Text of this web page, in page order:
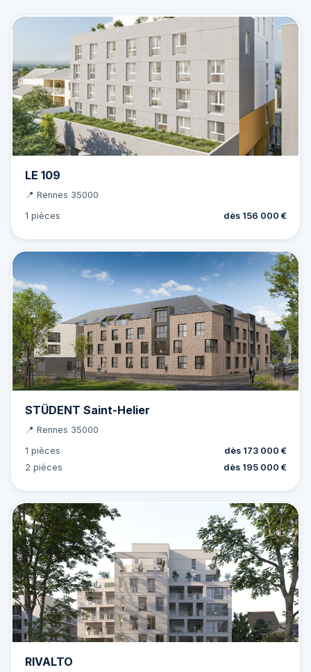
LE 109
📍 Rennes 35000
1 pièces
dès 156 000 €
STÜDENT Saint-Helier
📍 Rennes 35000
1 pièces
dès 173 000 €
2 pièces
dès 195 000 €
RIVALTO